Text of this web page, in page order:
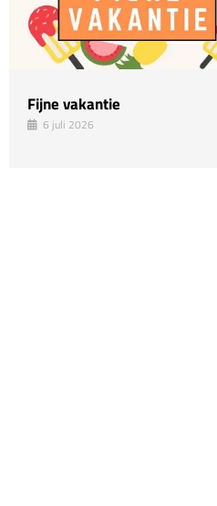
Fijne vakantie
6 juli 2026